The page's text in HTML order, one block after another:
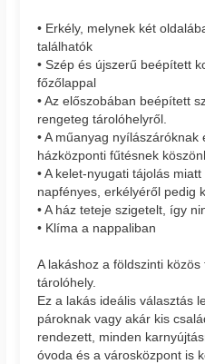
• Erkély, melynek két
találhatók
• Szép és újszerű beépített
főzőlappal
• Az előszobában beépített
rengeteg tárolóhelyről.
• A műanyag
házközponti fűtésnek
• A kelet-nyugati tájolás
napfényes, erkélyéről pedig
• A ház teteje szigetelt, így
• Klíma a nappaliban
A lakáshoz a földszinti
tárolóhely.
Ez a lakás ideális választás
pároknak vagy akár kis
rendezett, minden
óvoda és a városközpont is